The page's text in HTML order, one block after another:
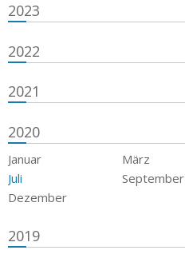
2023
2022
2021
2020
Januar März
Juli
September
Dezember
2019